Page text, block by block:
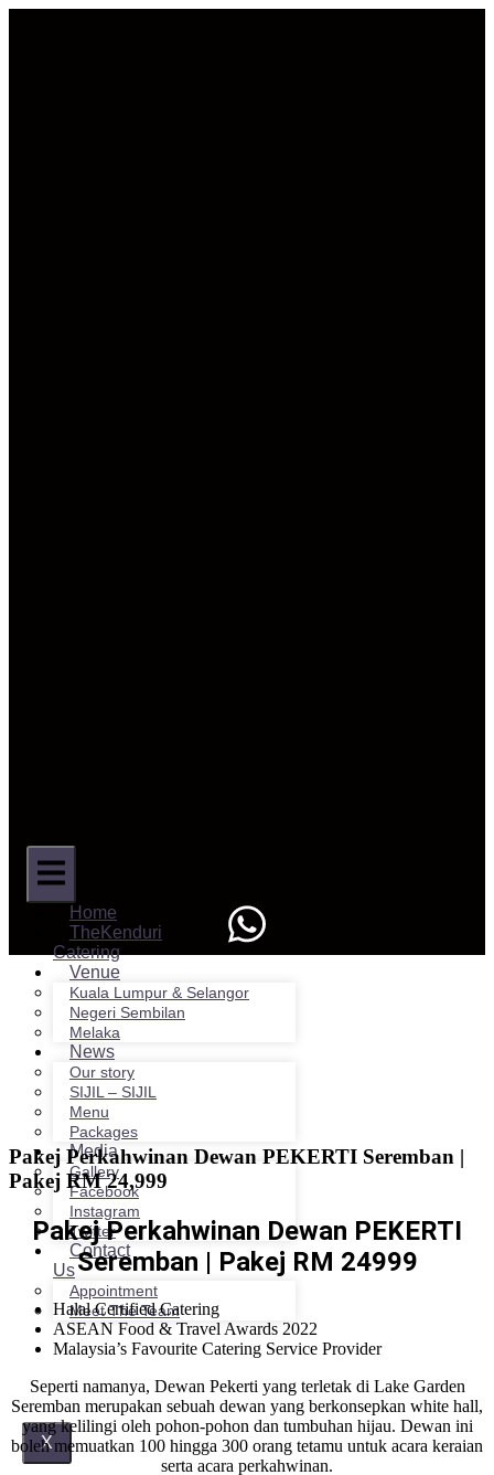
Home
TheKenduri
Catering
Venue
Kuala Lumpur & Selangor
Negeri Sembilan
Melaka
News
Our story
SIJIL – SIJIL
Menu
Packages
Media
Gallery
Facebook
Instagram
Twitter
Contact
Us
Appointment
Meet The Team
X
Pakej Perkahwinan Dewan PEKERTI Seremban |
Pakej RM 24,999
Pakej Perkahwinan Dewan PEKERTI
Seremban | Pakej RM 24999
Halal Certified Catering
ASEAN Food & Travel Awards 2022
Malaysia’s Favourite Catering Service Provider
Seperti namanya, Dewan Pekerti yang terletak di Lake Garden
Seremban merupakan sebuah dewan yang berkonsepkan white hall,
yang kelilingi oleh pohon-pohon dan tumbuhan hijau. Dewan ini
boleh memuatkan 100 hingga 300 orang tetamu untuk acara keraian
serta acara perkahwinan.